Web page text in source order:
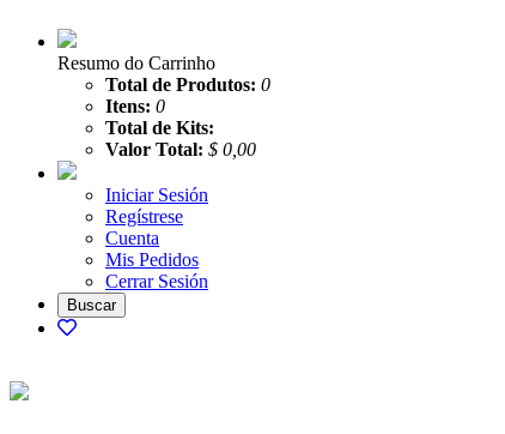
Resumo do Carrinho
Total de Produtos: 0
Itens: 0
Total de Kits:
Valor Total: $ 0,00
Iniciar Sesión
Regístrese
Cuenta
Mis Pedidos
Cerrar Sesión